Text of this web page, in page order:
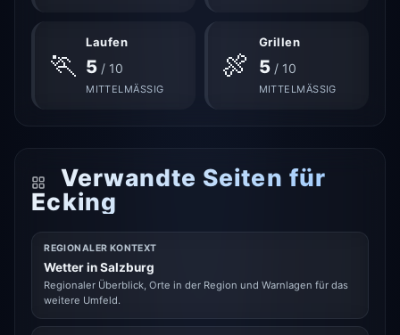
🏃
Laufen
5 / 10
MITTELMÄSSIG
🍖
Grillen
5/ 10
MITTELMÄSSIG
Verwandte Seiten für
Ecking
REGIONALER KONTEXT
Wetter in Salzburg
Regionaler Überblick, Orte in der Region und Warnlagen für das
weitere Umfeld.